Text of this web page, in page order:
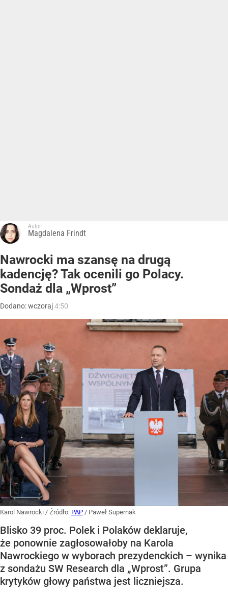
Autor:
Magdalena Frindt
Nawrocki ma szansę na drugą
kadencję? Tak ocenili go Polacy.
Sondaż dla „Wprost”
Dodano:wczoraj4:50
Karol Nawrocki / Źródło: PAP / Paweł Supernak
Blisko 39 proc. Polek i Polaków deklaruje,
że ponownie zagłosowałoby na Karola
Nawrockiego w wyborach prezydenckich – wynika
z sondażu SW Research dla „Wprost”. Grupa
krytyków głowy państwa jest liczniejsza.